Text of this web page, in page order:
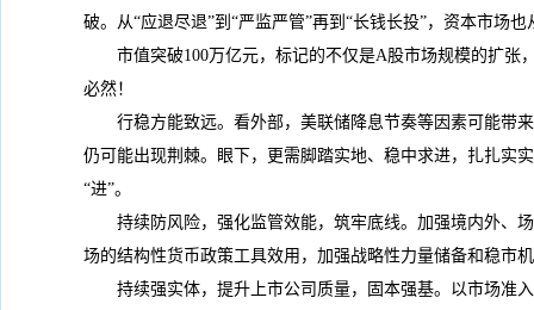
破。从“应退尽退”到“严监严管”再到“长钱长投”，资本市场
市值突破100万亿元，标记的不仅是A股市场规模的扩
必然！
行稳方能致远。看外部，美联储降息节奏等因素可能带
仍可能出现荆棘。眼下，更需脚踏实地、稳中求进，扎扎实
“进”。
持续防风险，强化监管效能，筑牢底线。加强境内外、
场的结构性货币政策工具效用，加强战略性力量储备和稳市
持续强实体，提升上市公司质量，固本强基。以市场准